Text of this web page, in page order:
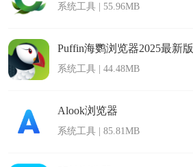
系统工具 | 55.96MB
Puffin海鹦浏览器2025最新版
系统工具 | 44.48MB
Alook浏览器
系统工具 | 85.81MB